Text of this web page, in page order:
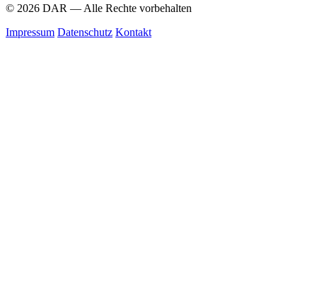
© 2026 DAR — Alle Rechte vorbehalten
Impressum Datenschutz Kontakt